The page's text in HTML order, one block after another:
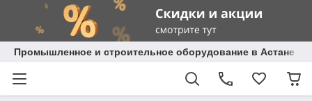
Промышленное и строительное оборудование в Астане с